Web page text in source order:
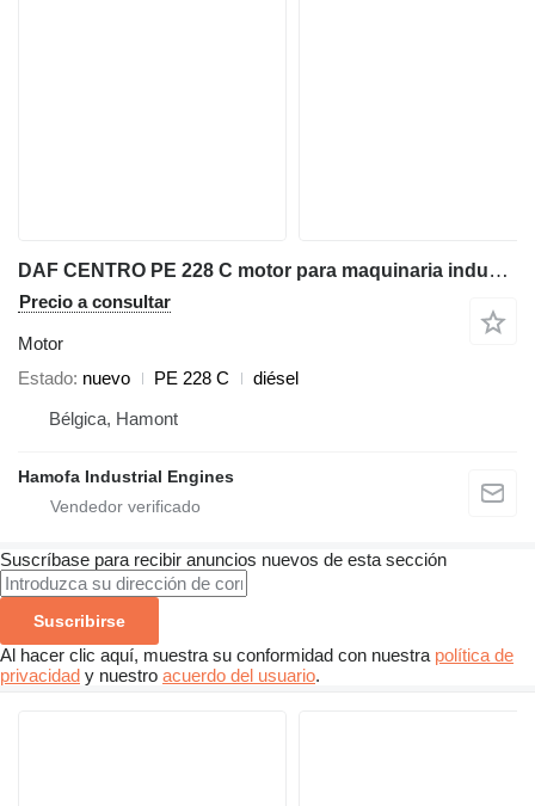
DAF CENTRO PE 228 C motor para maquinaria industrial
Precio a consultar
Motor
Estado nuevo PE 228 C
diésel
Bélgica, Hamont
Hamofa Industrial Engines
Suscríbase para recibir anuncios nuevos de esta sección
Suscribirse
Al hacer clic aquí, muestra su conformidad con nuestra política de
privacidad y nuestro acuerdo del usuario.